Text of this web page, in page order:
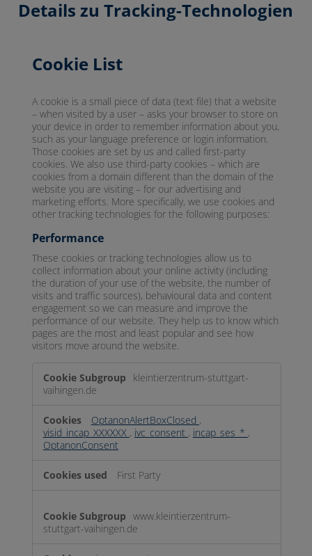
Details zu Tracking-Technologien
Cookie List
A cookie is a small piece of data (text file) that a website
– when visited by a user – asks your browser to store on
your device in order to remember information about you,
such as your language preference or login information.
Those cookies are set by us and called first-party
cookies. We also use third-party cookies – which are
cookies from a domain different than the domain of the
website you are visiting – for our advertising and
marketing efforts. More specifically, we use cookies and
other tracking technologies for the following purposes:
Performance
These cookies or tracking technologies allow us to
collect information about your online activity (including
the duration of your use of the website, the number of
visits and traffic sources), behavioural data and content
engagement so we can measure and improve the
performance of our website. They help us to know which
pages are the most and least popular and see how
visitors move around the website.
kleintierzentrum-stuttgart-
vaihingen.de
OptanonAlertBoxClosed ,
visid_incap_XXXXXX , ivc_consent , incap_ses_* ,
OptanonConsent
First Party
www.kleintierzentrum-
stuttgart-vaihingen.de